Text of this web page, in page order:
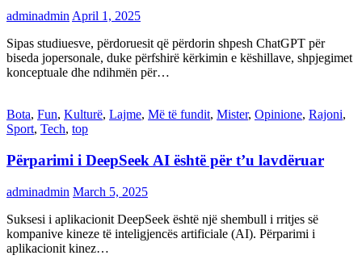
adminadmin April 1, 2025
Sipas studiuesve, përdoruesit që përdorin shpesh ChatGPT për
biseda jopersonale, duke përfshirë kërkimin e këshillave, shpjegimet
konceptuale dhe ndihmën për…
Bota, Fun, Kulturë, Lajme, Më të fundit, Mister, Opinione, Rajoni,
Sport, Tech, top
Përparimi i DeepSeek AI është për t’u lavdëruar
adminadmin March 5, 2025
Suksesi i aplikacionit DeepSeek është një shembull i rritjes së
kompanive kineze të inteligjencës artificiale (AI). Përparimi i
aplikacionit kinez…